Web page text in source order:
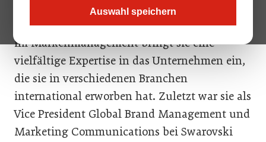
Auswahl speichern
Klaus Darbo. Mit umfassender Erfahrung im
strategischen und operativen Marketing sowie
im Markenmanagement bringt sie eine
vielfältige Expertise in das Unternehmen ein,
die sie in verschiedenen Branchen
international erworben hat. Zuletzt war sie als
Vice President Global Brand Management und
Marketing Communications bei Swarovski